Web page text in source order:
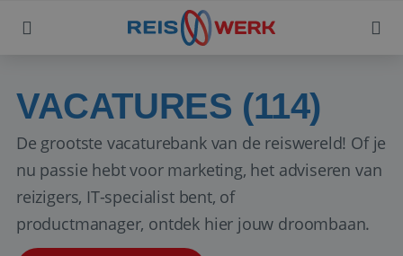
VACATURES (114)
De grootste vacaturebank van de reiswereld! Of je
nu passie hebt voor marketing, het adviseren van
reizigers, IT-specialist bent, of
productmanager, ontdek hier jouw droombaan.